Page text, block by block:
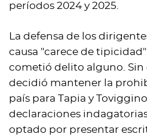
períodos 2024 y 2025.
La defensa de los
causa "carece de tipicidad"
cometió delito alguno. Sin
decidió mantener la
país para Tapia y
declaraciones
optado por presentar